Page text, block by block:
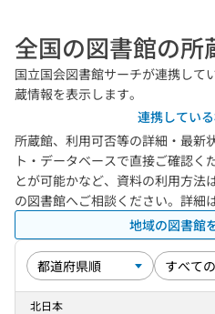
全国の図書館の所
国立国会図書館サーチが連携して
蔵情報を表示します。
連携してい
所蔵館、利用可否等の詳細・最新
ト・データベースで直接ご確認く
とが可能かなど、資料の利用方法
の図書館へご相談ください。詳細
地域の図書館
北日本